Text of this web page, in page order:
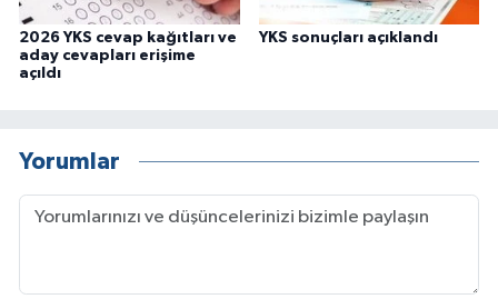
2026 YKS cevap kağıtları ve
aday cevapları erişime
açıldı
YKS sonuçları açıklandı
Yorumlar